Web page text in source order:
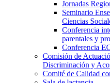
Jornadas
Seminario
Ciencias
Conferencia
parentales y
Conferencia
Comisión de
Discriminación y
Comité de Calidad